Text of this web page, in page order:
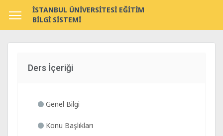
İSTANBUL ÜNİVERSİTESİ EĞİTİM
BİLGİ SİSTEMİ
Ders İçeriği
Genel Bilgi
Konu Başlıkları